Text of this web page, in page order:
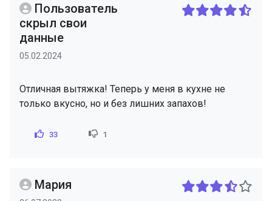
Пользователь
скрыл свои
данные
05.02.2024
Отличная вытяжка! Теперь у меня в кухне не
только вкусно, но и без лишних запахов!
33 1
Мария